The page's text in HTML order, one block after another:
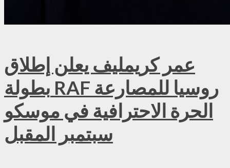
عمر كريمليف يعلن إطلاق
بطولة RAF روسيا للمصارعة
الحرة الاحترافية في موسكو
سبتمبر المقبل